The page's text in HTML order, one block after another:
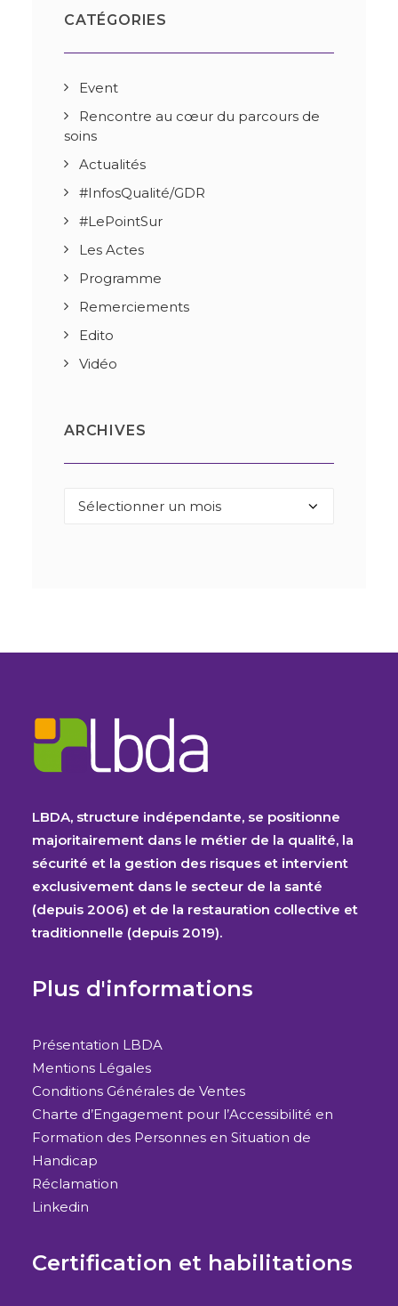
CATÉGORIES
Event
Rencontre au cœur du parcours de
soins
Actualités
#InfosQualité/GDR
#LePointSur
Les Actes
Programme
Remerciements
Edito
Vidéo
ARCHIVES
Archives
LBDA, structure indépendante, se positionne
majoritairement dans le métier de la qualité, la
sécurité et la gestion des risques et intervient
exclusivement dans le secteur de la santé
(depuis 2006) et de la restauration collective et
traditionnelle (depuis 2019).
Plus d'informations
Présentation LBDA
Mentions Légales
Conditions Générales de Ventes
Charte d’Engagement pour l’Accessibilité en
Formation des Personnes en Situation de
Handicap
Réclamation
Linkedin
Certification et habilitations